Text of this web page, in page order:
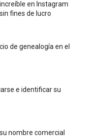
en Instagram
fines de lucro
de genealogía en el
e identificar su
nombre comercial